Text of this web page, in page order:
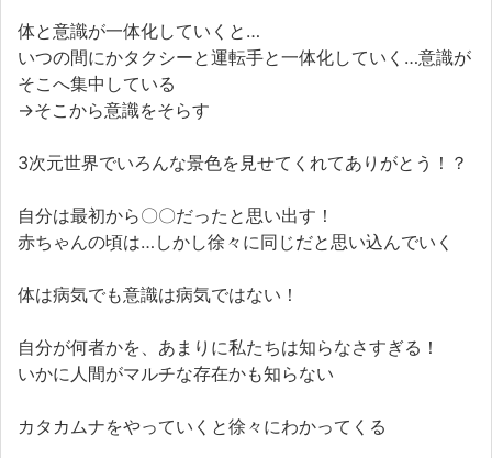
体と意識が一体化していくと…
いつの間にかタクシーと運転手と一体化していく…意識が
そこへ集中している
→そこから意識をそらす
3次元世界でいろんな景色を見せてくれてありがとう！？
自分は最初から〇〇だったと思い出す！
赤ちゃんの頃は…しかし徐々に同じだと思い込んでいく
体は病気でも意識は病気ではない！
自分が何者かを、あまりに私たちは知らなさすぎる！
いかに人間がマルチな存在かも知らない
カタカムナをやっていくと徐々にわかってくる